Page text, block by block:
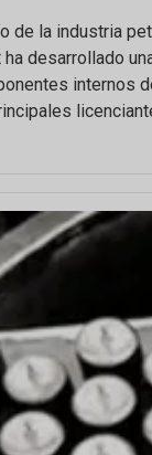
de la industria
desarrollado
internos